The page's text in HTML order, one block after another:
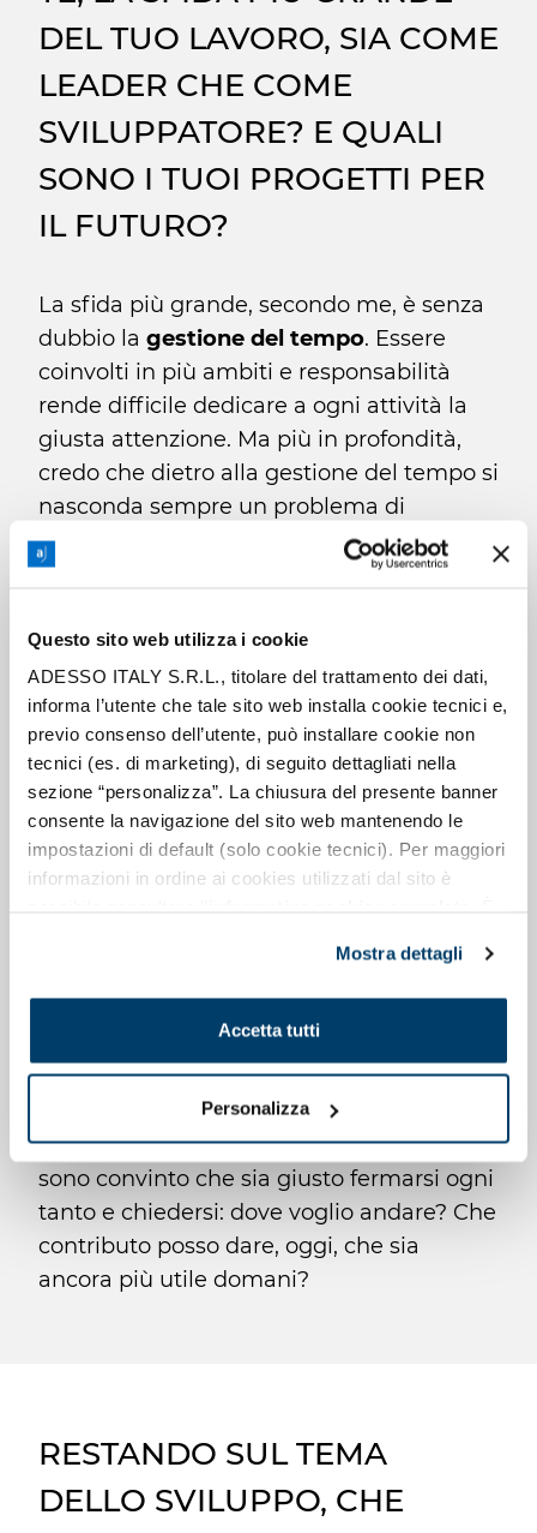
Questo sito web utilizza i cookie
ADESSO ITALY S.R.L., titolare del trattamento dei dati,
informa l’utente che tale sito web installa cookie tecnici e,
previo consenso dell’utente, può installare cookie non
tecnici (es. di marketing), di seguito dettagliati nella
sezione “personalizza”. La chiusura del presente banner
consente la navigazione del sito web mantenendo le
impostazioni di default (solo cookie tecnici). Per maggiori
informazioni in ordine ai cookies utilizzati dal sito è
seguito mediante il pulsante presente a sinistra in basso,
della pagina web.
Mostra dettagli
Accetta tutti
Personalizza
DEL TUO LAVORO, SIA COME
LEADER CHE COME
SVILUPPATORE? E QUALI
SONO I TUOI PROGETTI PER
IL FUTURO?
La sfida più grande, secondo me, è senza
dubbio la gestione del tempo. Essere
coinvolti in più ambiti e responsabilità
rende difficile dedicare a ogni attività la
giusta attenzione. Ma più in profondità,
credo che dietro alla gestione del tempo si
nasconda sempre un problema di
gestione delle priorità
. È lì che si gioca
davvero l’equilibrio tra efficacia e
che per la crescita personale.
Negli ultimi mesi mi sono trovato spesso a
riflettere su questo. Da lì mi sono chiesto
quale potrebbe essere il prossimo passo
nel mio percorso, come posso continuare
a dare valoree, allo stesso tempo,
crescere professionalmente. È una fase
cercando di capire come evolvere
responsabilità differenti.
Non è una decisione immediata, richiede
tempo, consapevolezza e confronto. Ma
sono convinto che sia giusto fermarsi ogni
tanto e chiedersi: dove voglio andare? Che
contributo posso dare, oggi, che sia
ancora più utile domani?
RESTANDO SUL TEMA
DELLO SVILUPPO, CHE